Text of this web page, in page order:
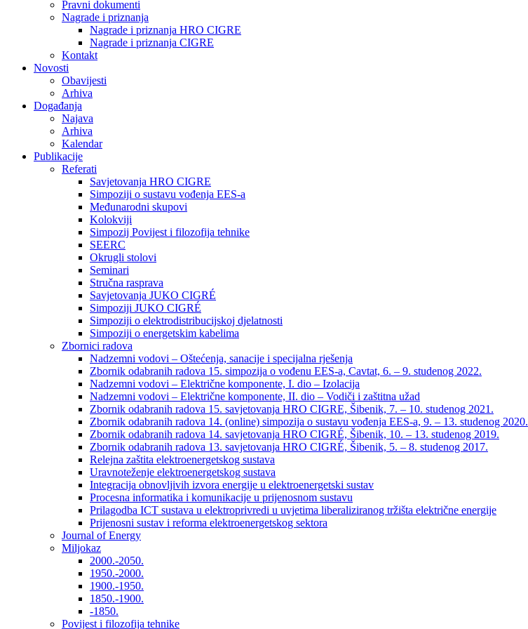
Pravni dokumenti
Nagrade i priznanja
Nagrade i priznanja HRO CIGRE
Nagrade i priznanja CIGRE
Kontakt
Novosti
Obavijesti
Arhiva
Događanja
Najava
Arhiva
Kalendar
Publikacije
Referati
Savjetovanja HRO CIGRE
Simpoziji o sustavu vođenja EES-a
Međunarodni skupovi
Kolokviji​
Simpozij Povijest i filozofija tehnike
SEERC
Okrugli stolovi
Seminari​
Stručna rasprava​
Savjetovanja JUKO CIGRÉ
Simpoziji JUKO CIGRÉ
Simpoziji o elektrodistribucijskoj djelatnosti
Simpoziji o energetskim kabelima
Zbornici radova
Nadzemni vodovi – Oštećenja, sanacije i specijalna rješenja
Zbornik odabranih radova 15. simpozija o vođenu EES-a, Cavtat, 6. – 9. studenog 2022.
Nadzemni vodovi – Električne komponente, I. dio – Izolacija
Nadzemni vodovi – Električne komponente, II. dio – Vodiči i zaštitna užad
Zbornik odabranih radova 15. savjetovanja HRO CIGRE, Šibenik, 7. – 10. studenog 2021.
Zbornik odabranih radova 14. (online) simpozija o sustavu vođenja EES-a, 9. – 13. studenog 2020.
Zbornik odabranih radova 14. savjetovanja HRO CIGRÉ, Šibenik, 10. – 13. studenog 2019.
Zbornik odabranih radova 13. savjetovanja HRO CIGRÉ, Šibenik, 5. – 8. studenog 2017.
Relejna zaštita elektroenergetskog sustava
Uravnoteženje elektroenergetskog sustava
Integracija obnovljivih izvora energije u elektroenergetski sustav
Procesna informatika i komunikacije u prijenosnom sustavu
Prilagodba ICT sustava u elektroprivredi u uvjetima liberaliziranog tržišta električne energije
Prijenosni sustav i reforma elektroenergetskog sektora
Journal of Energy
Miljokaz
2000.-2050.
1950.-2000.
1900.-1950.
1850.-1900.
-1850.
Povijest i filozofija tehnike